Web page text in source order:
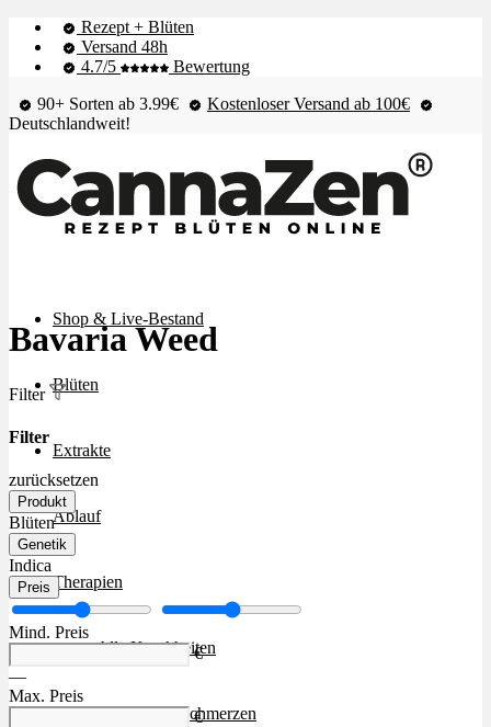
Rezept + Blüten
Versand 48h
4.7/5
Bewertung
90+ Sorten ab 3.99€
Kostenloser Versand ab 100€
Deutschlandweit!
Shop & Live-Bestand
Blüten
Extrakte
Ablauf
Therapien
Alle Krankheiten
Chronische Schmerzen
Bavaria Weed
Filter
Filter
zurücksetzen
Produkt
Blüten
Genetik
Indica
Preis
Mind. Preis
€
—
Max. Preis
€